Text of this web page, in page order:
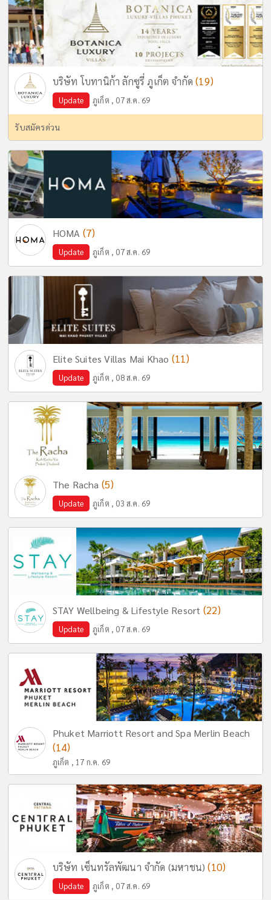
บริษัท โบทานิก้า ลักซูรี่ ภูเก็ต จำกัด(19)
Update ภูเก็ต , 07 ส.ค. 69
รับสมัครด่วน
HOMA (7)
Update ภูเก็ต , 07 ส.ค. 69
Elite Suites Villas Mai Khao (11)
Update ภูเก็ต , 08 ส.ค. 69
The Racha (5)
Update ภูเก็ต , 03 ส.ค. 69
STAY Wellbeing & Lifestyle Resort (22)
Update ภูเก็ต , 07 ส.ค. 69
Phuket Marriott Resort and Spa Merlin Beach
(14)
ภูเก็ต , 17 ก.ค. 69
บริษัท เซ็นทรัลพัฒนา จำกัด (มหาชน)(10)
Update ภูเก็ต , 07 ส.ค. 69